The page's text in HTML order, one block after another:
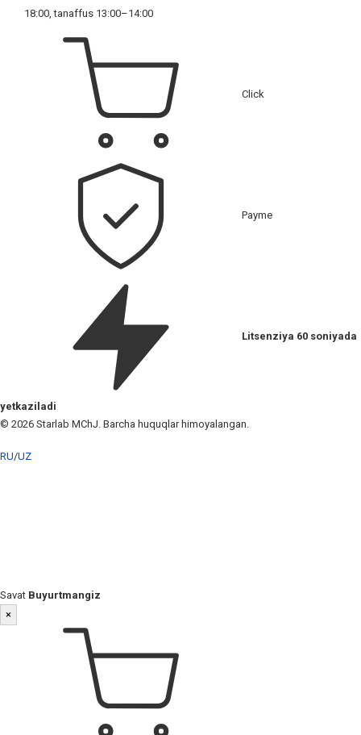
18:00, tanaffus 13:00–14:00
Click
Payme
Litsenziya 60 soniyada
yetkaziladi
© 2026 Starlab MChJ. Barcha huquqlar himoyalangan.
RU/UZ
Savat Buyurtmangiz
×